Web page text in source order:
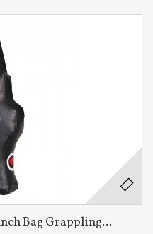
Bag Grappling...